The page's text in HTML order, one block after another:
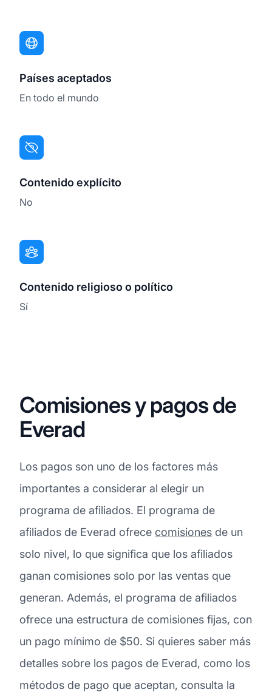
Países aceptados
En todo el mundo
Contenido explícito
No
Contenido religioso o político
Sí
Comisiones y pagos de
Everad
Los pagos son uno de los factores más
importantes a considerar al elegir un
programa de afiliados. El programa de
afiliados de Everad ofrece comisiones de un
solo nivel, lo que significa que los afiliados
ganan comisiones solo por las ventas que
generan. Además, el programa de afiliados
ofrece una estructura de comisiones fijas, con
un pago mínimo de $50. Si quieres saber más
detalles sobre los pagos de Everad, como los
métodos de pago que aceptan, consulta la